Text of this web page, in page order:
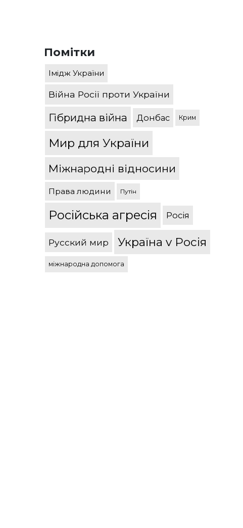
Помітки
Імідж України
Війна Росії проти України
Гібридна війна Донбас Крим
Мир для України
Міжнародні відносини
Права людини Путін
Російська агресія Росія
Русский мир Україна v Росія
міжнародна допомога